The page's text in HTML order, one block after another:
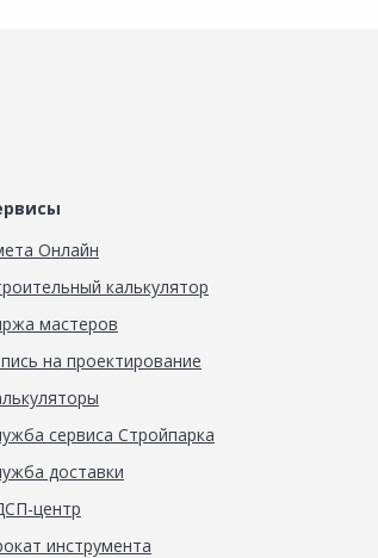
Онлайн
калькулятор
мастеров
на проектирование
сервиса Стройпарка
доставки
центр
инструмента